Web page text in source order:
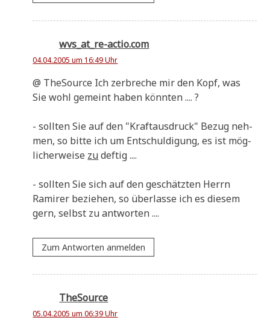
wvs_at_re-actio.com
04.04.2005 um 16:49 Uhr
@ The­Sour­ce Ich zer­bre­che mir den Kopf, was
Sie wohl gemeint haben könnten .... ?
- soll­ten Sie auf den "Kraft­aus­druck" Bezug neh­
men, so bit­te ich um Ent­schul­di­gung, es ist mög­
li­cher­wei­se zudeftig ....
- soll­ten Sie sich auf den geschätz­ten Herrn
Rami­rer bezie­hen, so über­las­se ich es die­sem
gern, selbst zu antworten ....
Zum Antworten anmelden
TheSource
05.04.2005 um 06:39 Uhr